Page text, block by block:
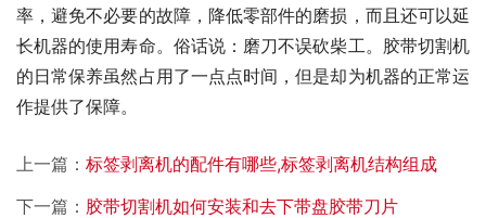
率，避免不必要的故障，降低零部件的磨损，而且还可以延
长机器的使用寿命。俗话说：磨刀不误砍柴工。胶带切割机
的日常保养虽然占用了一点点时间，但是却为机器的正常运
作提供了保障。
上一篇： 标签剥离机的配件有哪些,标签剥离机结构组成
下一篇： 胶带切割机如何安装和去下带盘胶带刀片